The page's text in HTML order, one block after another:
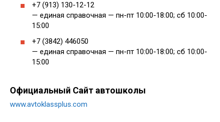
+7 (913) 130-12-12
— единая справочная — пн-пт 10:00-18:00; сб 10:00-
15:00
+7 (3842) 446050
— единая справочная — пн-пт 10:00-18:00; сб 10:00-
15:00
Официальный Сайт автошколы
www.avtoklassplus.com